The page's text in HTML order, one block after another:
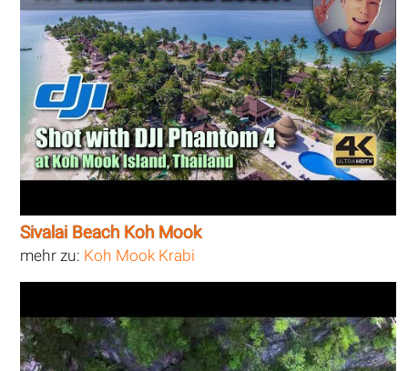
Sivalai Beach Koh Mook
mehr zu: Koh Mook Krabi